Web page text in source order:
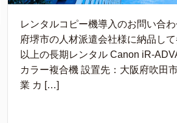
レンタルコピー機導入のお問い合
府堺市の人材派遣会社様に納品し
以上の長期レンタル Canon iR-
カラー複合機 設置先：大阪府吹田
業 カ […]